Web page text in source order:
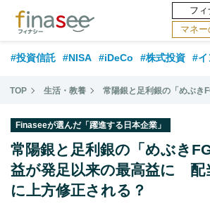
フィ
マネ
#投資信託 #NISA #iDeCo #株式投資 #イ
#相談事例 #相続・贈与 #FP #新NISA
#フィナンシャル・ウェルビーイング #金
#資産運用業界 #老後 #データ・調査 #60
#国内株式型
TOP 生活・教養 常陽銀と足利銀の「めぶき
Finaseeが選んだ「躍進する日本企業」
常陽銀と足利銀の「めぶき
益が発足以来の最高益に 配
に上方修正される？